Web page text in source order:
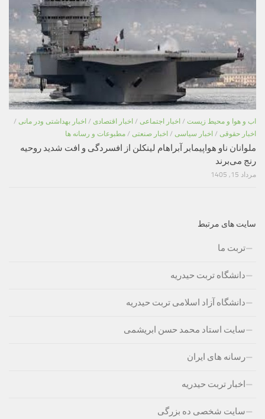
اب و هوا و محیط زیست / اخبار اجتماعی / اخبار اقتصادی / اخبار بهداشتی ودر مانی /
اخبار حقوقی / اخبار سیاسی / اخبار صنعتی / مطبوعات و رسانه ها
ملوانان ناو هواپیمابر آبراهام لینکلن از افسردگی و افت شدید روحیه
رنج می‌برند
مرداد 15, 1405
سایت های مرتبط
تربت ما
دانشگاه تربت حیدریه
دانشگاه آزاد اسلامی تربت حیدریه
سایت استاد محمد حسن ابریشمی
رسانه های ایران
اخبار تربت حیدریه
سایت شخصی ده بزرگی